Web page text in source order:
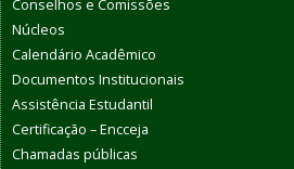
Conselhos e Comissões
Núcleos
Calendário Acadêmico
Documentos Institucionais
Assistência Estudantil
Certificação – Encceja
Chamadas públicas